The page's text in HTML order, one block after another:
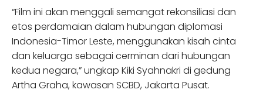
“Film ini akan menggali semangat rekonsiliasi dan
etos perdamaian dalam hubungan diplomasi
Indonesia-Timor Leste, menggunakan kisah cinta
dan keluarga sebagai cerminan dari hubungan
kedua negara,” ungkap Kiki Syahnakri di gedung
Artha Graha, kawasan SCBD, Jakarta Pusat.